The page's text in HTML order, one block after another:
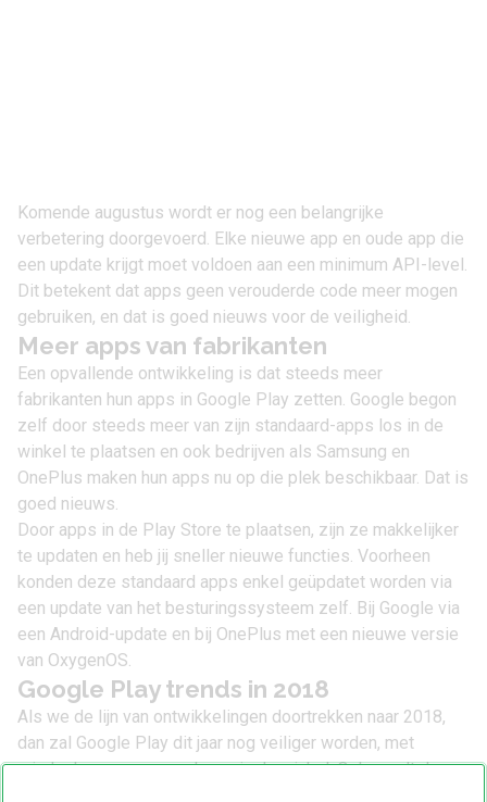
Komende augustus wordt er nog een belangrijke
verbetering doorgevoerd. Elke nieuwe app en oude app die
een update krijgt moet voldoen aan een minimum API-level.
Dit betekent dat apps geen verouderde code meer mogen
gebruiken, en dat is goed nieuws voor de veiligheid.
Meer apps van fabrikanten
Een opvallende ontwikkeling is dat steeds meer
fabrikanten hun apps in Google Play zetten. Google begon
zelf door steeds meer van zijn standaard-apps los in de
winkel te plaatsen en ook bedrijven als Samsung en
OnePlus maken hun apps nu op die plek beschikbaar. Dat is
goed nieuws.
Door apps in de Play Store te plaatsen, zijn ze makkelijker
te updaten en heb jij sneller nieuwe functies. Voorheen
konden deze standaard apps enkel geüpdatet worden via
een update van het besturingssysteem zelf. Bij Google via
een Android-update en bij OnePlus met een nieuwe versie
van OxygenOS.
Google Play trends in 2018
Als we de lijn van ontwikkelingen doortrekken naar 2018,
dan zal Google Play dit jaar nog veiliger worden, met
minder kansen voor malware in de winkel. Ook wordt de